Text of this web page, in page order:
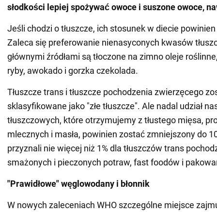
słodkości lepiej spożywać owoce i suszone owoce,
Jeśli chodzi o tłuszcze, ich stosunek w diecie
Zaleca się preferowanie nienasyconych kwasów
głównymi źródłami są tłoczone na zimno oleje
ryby, awokado i gorzka czekolada.
Tłuszcze trans i tłuszcze pochodzenia zwierzęcego
sklasyfikowane jako "złe tłuszcze". Ale nadal udział
tłuszczowych, które otrzymujemy z tłustego mięsa,
mlecznych i masła, powinien zostać zmniejszony do
przyznali nie więcej niż 1% dla tłuszczów trans
smażonych i pieczonych potraw, fast foodów i
"Prawidłowe" węglowodany i błonnik
W nowych zaleceniach WHO szczególne miejsce